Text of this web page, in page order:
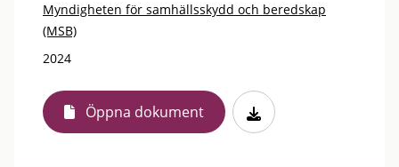
Myndigheten för samhällsskydd och beredskap
(MSB)
2024
Öppna dokument